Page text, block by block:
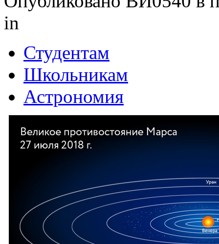
in
Студентам
Школьникам
Астрономия